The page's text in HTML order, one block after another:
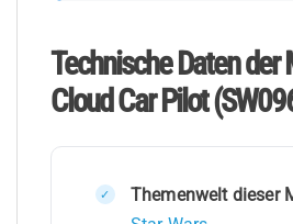
Technische Daten der
Cloud Car Pilot
Themenwelt dieser